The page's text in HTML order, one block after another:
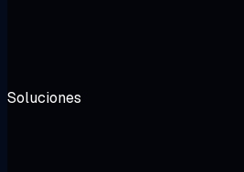
Soluciones